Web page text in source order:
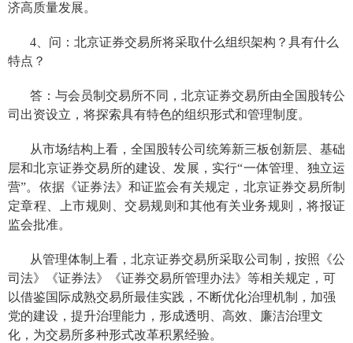
济高质量发展。
4、问：北京证券交易所将采取什么组织架构 ？具有什么
特点？
答： 与会员制交易所不同，北京证券交易所由全国股转公
司出资设立，将探索具有特色的组织形式和管理制度。
从市场结构上看，全国股转公司统筹新三板创新层、基础
层和北京证券交易所的建设、发展，实行“一体管理、独立运
营”。依据《证券法》和证监会有关规定，北京证券交易所制
定章程、上市规则、交易规则和其他有关业务规则，将报证
监会批准。
从管理体制上看，北京证券交易所采取公司制， 按照《公
司法》《证券法》《证券交易所管理办法》等相关规定， 可
以借鉴国际成熟交易所最佳实践，不断优化治理机制，加强
党的建设，提升治理能力，形成透明、高效、廉洁治理文
化，为交易所多种形式改革积累经验。